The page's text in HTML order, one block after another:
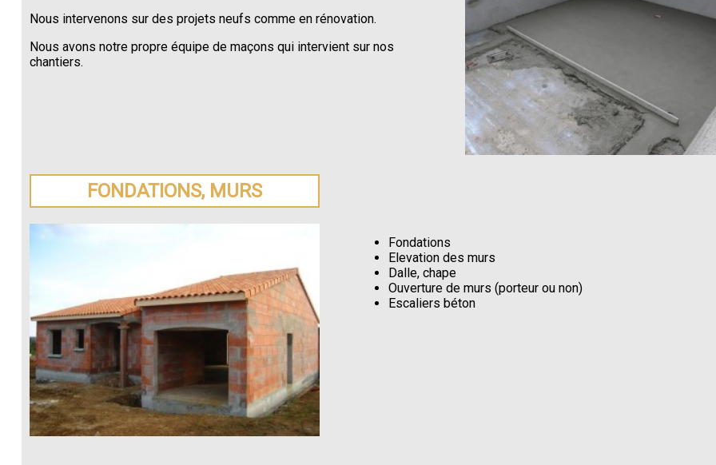
Nous intervenons sur des projets neufs comme en rénovation.
Nous avons notre propre équipe de maçons qui intervient sur nos
chantiers.
FONDATIONS, MURS
Fondations
Elevation des murs
Dalle, chape
Ouverture de murs (porteur ou non)
Escaliers béton